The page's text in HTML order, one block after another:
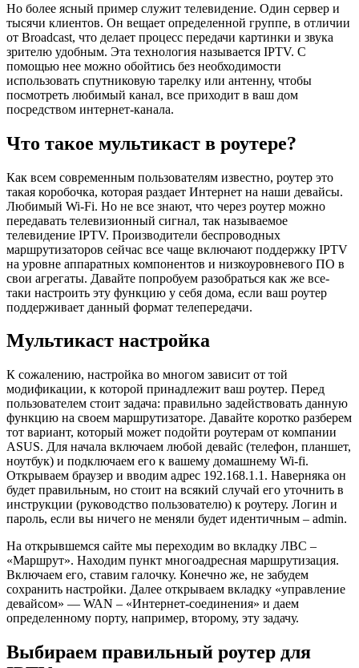
Но более ясный пример служит телевидение. Один сервер и
тысячи клиентов. Он вещает определенной группе, в отличии
от Broadcast, что делает процесс передачи картинки и звука
зрителю удобным. Эта технология называется IPTV. С
помощью нее можно обойтись без необходимости
использовать спутниковую тарелку или антенну, чтобы
посмотреть любимый канал, все приходит в ваш дом
посредством интернет-канала.
Что такое мультикаст в роутере?
Как всем современным пользователям известно, роутер это
такая коробочка, которая раздает Интернет на наши девайсы.
Любимый Wi-Fi. Но не все знают, что через роутер можно
передавать телевизионный сигнал, так называемое
телевидение IPTV. Производители беспроводных
маршрутизаторов сейчас все чаще включают поддержку IPTV
на уровне аппаратных компонентов и низкоуровневого ПО в
свои агрегаты. Давайте попробуем разобраться как же все-
таки настроить эту функцию у себя дома, если ваш роутер
поддерживает данный формат телепередачи.
Мультикаст настройка
К сожалению, настройка во многом зависит от той
модификации, к которой принадлежит ваш роутер. Перед
пользователем стоит задача: правильно задействовать данную
функцию на своем маршрутизаторе. Давайте коротко разберем
тот вариант, который может подойти роутерам от компании
ASUS. Для начала включаем любой девайс (телефон, планшет,
ноутбук) и подключаем его к вашему домашнему Wi-fi.
Открываем браузер и вводим адрес 192.168.1.1. Наверняка он
будет правильным, но стоит на всякий случай его уточнить в
инструкции (руководство пользователю) к роутеру. Логин и
пароль, если вы ничего не меняли будет идентичным – admin.
На открывшемся сайте мы переходим во вкладку ЛВС –
«Маршрут». Находим пункт многоадресная маршрутизация.
Включаем его, ставим галочку. Конечно же, не забудем
сохранить настройки. Далее открываем вкладку «управление
девайсом» — WAN – «Интернет-соединения» и даем
определенному порту, например, второму, эту задачу.
Выбираем правильный роутер для